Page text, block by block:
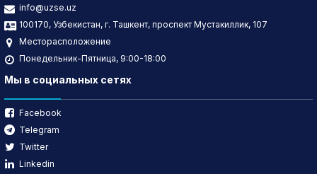
info@uzse.uz
100170, Узбекистан, г. Ташкент, проспект Мустакиллик, 107
Месторасположение
Понедельник-Пятница, 9:00-18:00
Мы в социальных сетях
Facebook
Telegram
Twitter
Linkedin